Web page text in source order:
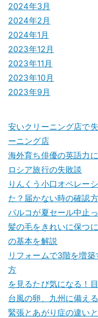
2024年3月
2024年2月
2024年1月
2023年12月
2023年11月
2023年10月
2023年9月
安いクリーニング店で
ーニング店
海外育ち俳優の英語力
ロシア旅行の失敗談
りんくう小口オペレー
た？届かない時の確認
パルコが夏セール中止
髪の毛をきれいに保つ
の基本を解説
リフォームで3階を増
方
を見るたび気になる！
台風の卵、九州に備える
緊張とあがり症の違い